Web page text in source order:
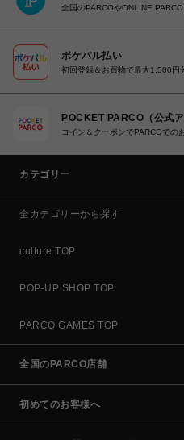
全国のPARCOやONLINE
ポケパル払い
初回登録＆お買物で最大1,500円
POCKET PARCO（公式ア
コイン＆クーポンでPARCOでの
カテゴリー
全カテゴリーから探す
culture TOP
POP-UP SHOP TOP
PARCO GAMES TOP
全国のPARCO店舗
初めてのお客様へ